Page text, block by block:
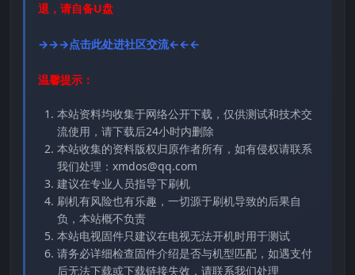
退，请自备U盘
→→→点击此处进社区交流←←←
温馨提示：
本站资料均收集于网络公开下载，仅供测试和技术交
流使用，请下载后24小时内删除
本站收集的资料版权归原作者所有，如有侵权请联系
我们处理：xmdos@qq.com
建议在专业人员指导下刷机
刷机有风险也有乐趣，一切源于刷机导致的后果自
负，本站概不负责
本站电视固件只建议在电视无法开机时用于测试
请务必详细检查固件介绍是否与机型匹配，如遇支付
后无法下载或下载链接失效，请联系我们处理